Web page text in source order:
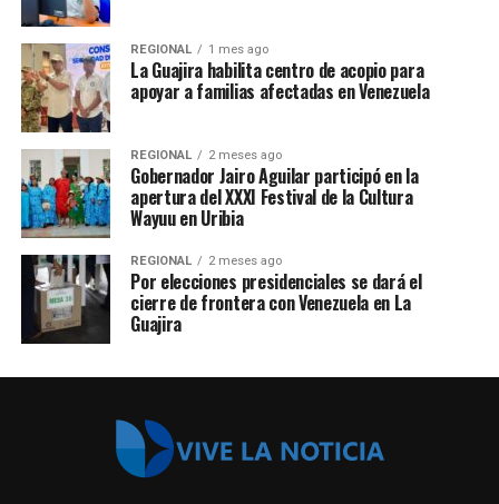
REGIONAL 1 mes ago
La Guajira habilita centro de acopio para
apoyar a familias afectadas en Venezuela
REGIONAL 2 meses ago
Gobernador Jairo Aguilar participó en la
apertura del XXXI Festival de la Cultura
Wayuu en Uribia
REGIONAL 2 meses ago
Por elecciones presidenciales se dará el
cierre de frontera con Venezuela en La
Guajira